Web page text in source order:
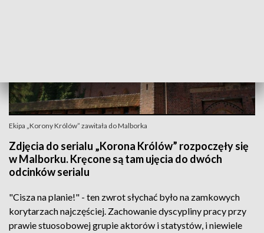
Ekipa „Korony Królów” zawitała do Malborka
Zdjęcia do serialu „Korona Królów” rozpoczęły się
w Malborku. Kręcone są tam ujęcia do dwóch
odcinków serialu
"Cisza na planie!" - ten zwrot słychać było na zamkowych
korytarzach najczęściej. Zachowanie dyscypliny pracy przy
prawie stuosobowej grupie aktorów i statystów, i niewiele